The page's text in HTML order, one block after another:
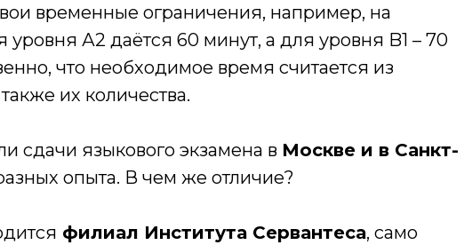
временные ограничения, например, на
А2 даётся 60 минут, а для уровня B1 – 70
что необходимое время считается из
их количества.
сдачи языкового экзамена в Москве и в Санкт-
опыта. В чем же отличие?
филиал Института Сервантеса, само